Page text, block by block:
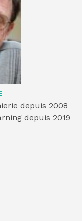
depuis 2008
depuis 2019